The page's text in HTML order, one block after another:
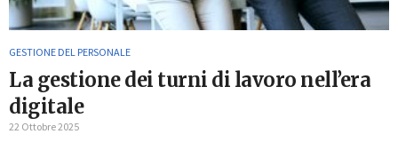
GESTIONE DEL PERSONALE
La gestione dei turni di lavoro nell’era
digitale
22 Ottobre 2025